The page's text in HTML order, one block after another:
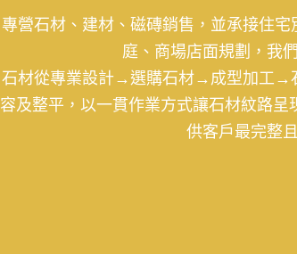
專營石材、建材、磁磚銷售，並承接住
庭、商場店面規劃，我
石材從專業設計→選購石材→成型加工
容及整平，以一貫作業方式讓石材紋路
供客戶最完整